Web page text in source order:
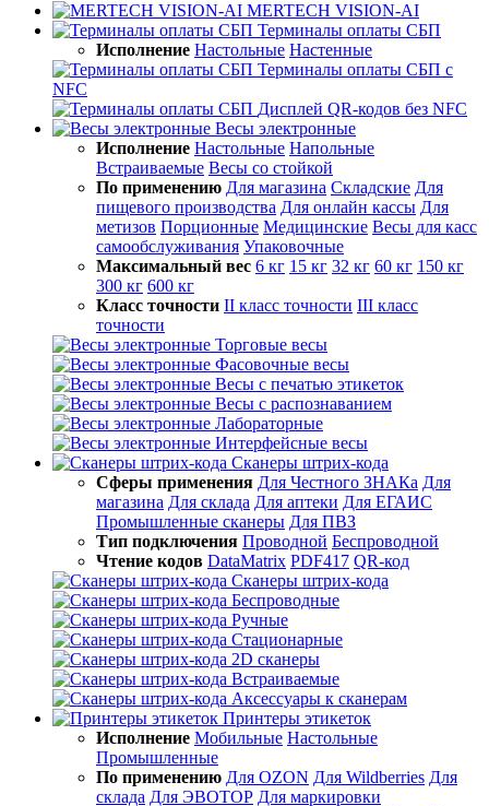
MERTECH VISION-AI
Терминалы оплаты СБП
Исполнение Настольные Настенные
Терминалы оплаты СБП с
NFC
Дисплей QR-кодов без NFC
Весы электронные
Исполнение Настольные Напольные
Встраиваемые Весы со стойкой
По применению Для магазина Складские Для
пищевого производства Для онлайн кассы Для
метизов Порционные Медицинские Весы для касс
самообслуживания Упаковочные
Максимальный вес 6 кг 15 кг 32 кг 60 кг 150 кг
300 кг 600 кг
Класс точности II класс точности III класс
точности
Торговые весы
Фасовочные весы
Весы с печатью этикеток
Весы с распознаванием
Лабораторные
Интерфейсные весы
Сканеры штрих-кода
Сферы применения Для Честного ЗНАКа Для
магазина Для склада Для аптеки Для ЕГАИС
Промышленные сканеры Для ПВЗ
Тип подключения Проводной Беспроводной
Чтение кодов DataMatrix PDF417 QR-код
Сканеры штрих-кода
Беспроводные
Ручные
Стационарные
2D сканеры
Встраиваемые
Аксессуары к сканерам
Принтеры этикеток
Исполнение Мобильные Настольные
Промышленные
По применению Для OZON Для Wildberries Для
склада Для ЭВОТОР Для маркировки